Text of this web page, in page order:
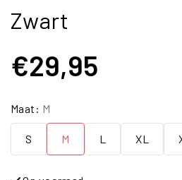
Zwart
€29,95
Maat: M
S M L XL